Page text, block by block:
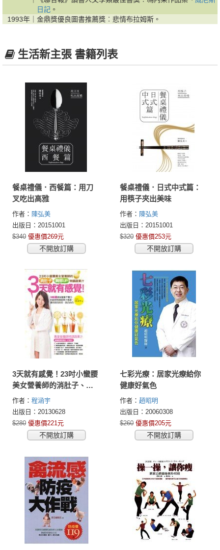
日記 。
1993年｜ 金鼎獎優良圖書推薦獎︰悲情布拉姆斯。
生活新主張 書籍列表
餐桌禮儀．西餐篇：用刀
叉吃出高雅
作者： 陳弘美
出版日：20151001
$340 優惠價269元
不開放訂購
餐桌禮儀．日式中式篇：
用筷子夾出美味
作者： 陳弘美
出版日：20151001
$320 優惠價253元
不開放訂購
3天就有感覺！23吋小蠻腰
美女營養師的消肚子、胸
部UP!特調蔬果汁：100道
美味簡單不費力的超效特
調蔬果汁食譜，讓你該凹
的凹、該凸的凸
作者： 程涵宇
出版日：20130628
$280 優惠價221元
不開放訂購
七彩光療：居家光療給你
健康好氣色
作者： 趙昭明
出版日：20060308
$260 優惠價205元
不開放訂購